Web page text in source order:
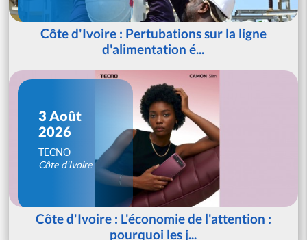
Côte d'Ivoire : Pertubations sur la ligne
d'alimentation é...
3 Août
2026
TECNO
Côte d'Ivoire
Côte d'Ivoire : L'économie de l'attention :
pourquoi les j...